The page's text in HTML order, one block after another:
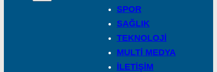
SPOR
SAĞLIK
TEKNOLOJİ
MULTİ MEDYA
İLETİŞİM